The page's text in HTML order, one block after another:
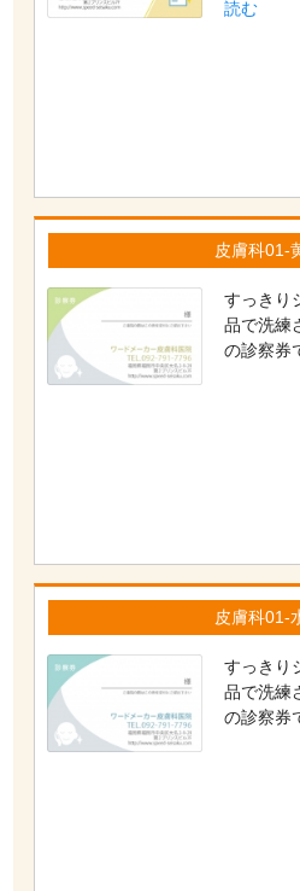
読む
皮膚科01-
すっきり
品で洗練
の診察券
皮膚科01-
すっきり
品で洗練
の診察券